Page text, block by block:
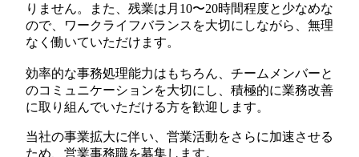
りません。また、残業は月10〜20時間程度と少なめな
ので、ワークライフバランスを大切にしながら、無理
なく働いていただけます。
効率的な事務処理能力はもちろん、チームメンバーと
のコミュニケーションを大切にし、積極的に業務改善
に取り組んでいただける方を歓迎します。
当社の事業拡大に伴い、営業活動をさらに加速させる
ため、営業事務職を募集します。